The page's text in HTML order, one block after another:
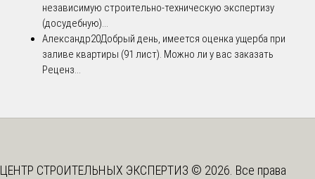
независимую строительно-техническую экспертизу
(досудебную)...
Александр20Добрый день, имеется оценка ущерба при
заливе квартиры (91 лист). Можно ли у вас заказать
Реценз...
ЦЕНТР СТРОИТЕЛЬНЫХ ЭКСПЕРТИЗ © 2026. Все права